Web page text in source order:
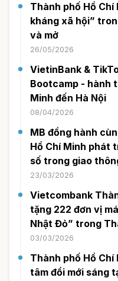
Thành phố Hồ Chí
kháng xã hội”
và mở
26/05/2026
VietinBank &
Bootcamp - hành
Minh đến Hà Nội
08/04/2026
MB đồng hành
Hồ Chí Minh phát
số trong giao
23/03/2026
Vietcombank
tặng 222 đơn vị
Nhật Đỏ” trong
03/03/2026
Thành phố Hồ
tâm đổi mới sáng